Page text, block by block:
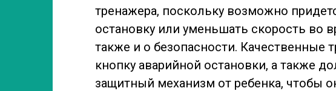
тренажера, поскольку возможно
остановку или уменьшать скорость во
также и о безопасности.
кнопку аварийной остановки, а также
защитный механизм от ребенка, чтобы